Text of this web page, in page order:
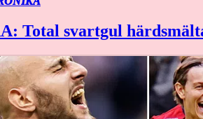
Total svartgul